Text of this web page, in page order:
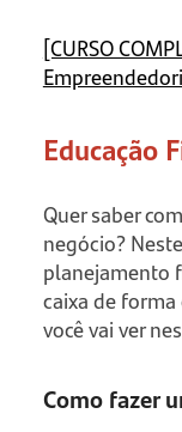
[CURSO
Educação
Quer saber
negócio?
planejamento
caixa de
você vai ver
Como fazer